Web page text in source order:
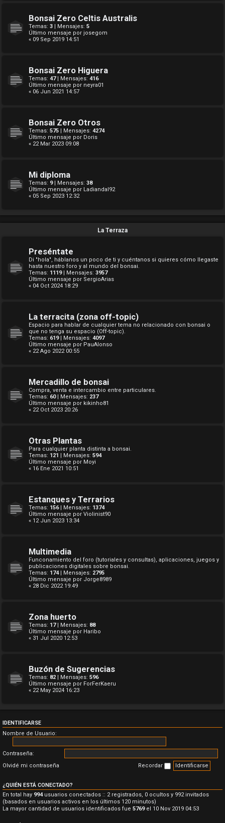
Bonsai Zero Celtis Australis
Temas: 3 | Mensajes: 5
Último mensaje por josegom
« 09 Sep 2019 14:51
Bonsai Zero Higuera
Temas: 47| Mensajes: 416
Último mensaje por neyra01
« 06 Jun 2021 14:57
Bonsai Zero Otros
Temas: 575 | Mensajes: 4274
Último mensaje por Doris
« 22 Mar 2023 09:08
Mi diploma
Temas: 9| Mensajes: 38
Último mensaje por Ladiandal92
« 05 Sep 2023 12:32
La Terraza
Preséntate
Di "hola", háblanos un poco de ti y cuéntanos si quieres cómo llegaste
hasta nuestro foro y al mundo del bonsai.
Temas: 1119| Mensajes: 3957
Último mensaje por SergioArias
« 04 Oct 2024 18:29
La terracita (zona off-topic)
Espacio para hablar de cualquier tema no relacionado con bonsai o
que no tenga su espacio (Off-topic).
Temas: 619| Mensajes: 4097
Último mensaje por PauAlonso
« 22 Ago 2022 00:55
Mercadillo de bonsai
Compra, venta e intercambio entre particulares.
Temas: 60| Mensajes: 237
Último mensaje por kikinho81
« 22 Oct 2023 20:26
Otras Plantas
Para cualquier planta distinta a bonsai.
Temas: 121 | Mensajes: 594
Último mensaje por Moyi
« 16 Ene 2021 10:51
Estanques y Terrarios
Temas: 156| Mensajes: 1374
Último mensaje por Violinist90
« 12 Jun 2023 13:34
Multimedia
Funconamiento del foro (tutoriales y consultas), aplicaciones, juegos y
publicaciones digitales sobre bonsai.
Temas: 174| Mensajes: 2795
Último mensaje por Jorge8989
« 28 Dic 2022 19:49
Zona huerto
Temas: 17| Mensajes: 88
Último mensaje por Haribo
« 31 Jul 2020 12:53
Buzón de Sugerencias
Temas: 82 | Mensajes: 596
Último mensaje por ForFerKaeru
« 22 May 2024 16:23
IDENTIFICARSE
Nombre de Usuario:
Contraseña:
Olvidé mi contraseña
Recordar
¿QUIÉN ESTÁ CONECTADO?
En total hay 994usuarios conectados :: 2 registrados, 0 ocultos y 992 invitados
(basados en usuarios activos en los últimos 120 minutos)
La mayor cantidad de usuarios identificados fue 5769el 10 Nov 2019 04:53